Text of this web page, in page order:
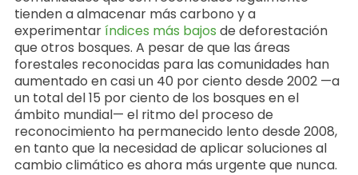
tienden a almacenar más carbono y a
experimentaríndices más bajos de deforestación
que otros bosques. A pesar de que las áreas
forestales reconocidas para las comunidades han
aumentado en casi un 40 por ciento desde 2002 —a
un total del 15 por ciento de los bosques en el
ámbito mundial— el ritmo del proceso de
reconocimiento ha permanecido lento desde 2008,
en tanto que la necesidad de aplicar soluciones al
cambio climático es ahora más urgente que nunca.